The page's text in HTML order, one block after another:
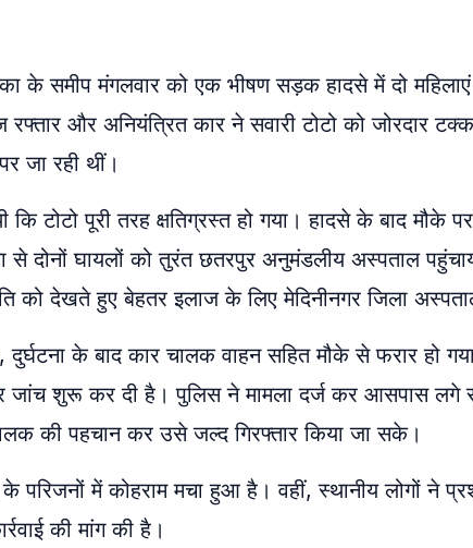
के समीप मंगलवार को एक भीषण सड़क हादसे में दो
और अनियंत्रित कार ने सवारी टोटो को जोरदार
जा रही थीं।
टोटो पूरी तरह क्षतिग्रस्त हो गया। हादसे के बाद मौके
से दोनों घायलों को तुरंत छतरपुर अनुमंडलीय अस्पताल
को देखते हुए बेहतर इलाज के लिए मेदिनीनगर जिला
दुर्घटना के बाद कार चालक वाहन सहित मौके से फरार हो
जांच शुरू कर दी है। पुलिस ने मामला दर्ज कर आसपास लगे
की पहचान कर उसे जल्द गिरफ्तार किया जा सके।
परिजनों में कोहराम मचा हुआ है। वहीं, स्थानीय लोगों ने
की मांग की है।